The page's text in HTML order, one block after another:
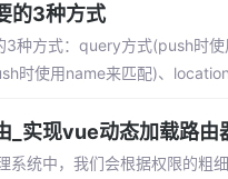
的3种方式
3种方式：query方式(push时
时使用name来匹配)、
_实现vue动态加载路由
系统中，我们会根据权限的粗